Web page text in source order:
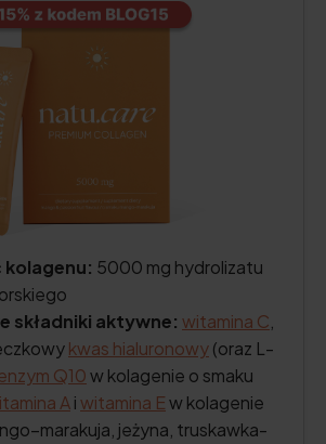
5000 mg hydrolizatu
składniki aktywne: witamina C
kwas hialuronowy(oraz L-
Q10w kolagenie o smaku
Aiwitamina Ew kolagenie
jeżyna, truskawka-